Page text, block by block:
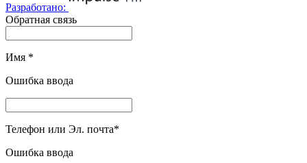
Разработано:
Обратная связь
Имя *
Ошибка ввода
Телефон или Эл. почта*
Ошибка ввода